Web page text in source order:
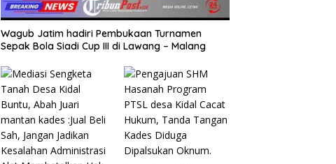
Wagub Jatim hadiri Pembukaan Turnamen
Sepak Bola Siadi Cup III di Lawang – Malang